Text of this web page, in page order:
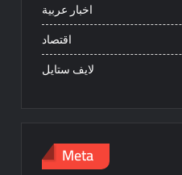
اخبار عربية
اقتصاد
لايف ستايل
Meta